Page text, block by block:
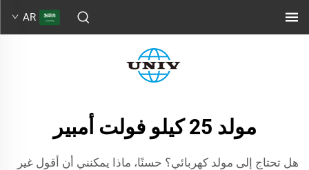
AR
مولد 25 كيلو فولت أمبير
هل تحتاج إلى مولد كهربائي؟ حسنًا، ماذا يمكنني أن أقول غير